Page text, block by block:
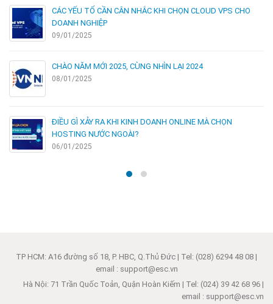
CÁC YẾU TỐ CẦN CÂN NHẮC KHI CHỌN CLOUD VPS CHO
DOANH NGHIỆP
09/01/2025
CHÀO NĂM MỚI 2025, CÙNG NHÌN LẠI 2024
08/01/2025
ĐIỀU GÌ XẢY RA KHI KINH DOANH ONLINE MÀ CHỌN
HOSTING NƯỚC NGOÀI?
06/01/2025
TP HCM: A16 đường số 18, P. HBC, Q.Thủ Đức | Tel: (028) 6294 48 08 |
email : support@esc.vn
Hà Nội: 71 Trần Quốc Toản, Quận Hoàn Kiếm | Tel: (024) 39 42 68 96 |
email : support@esc.vn